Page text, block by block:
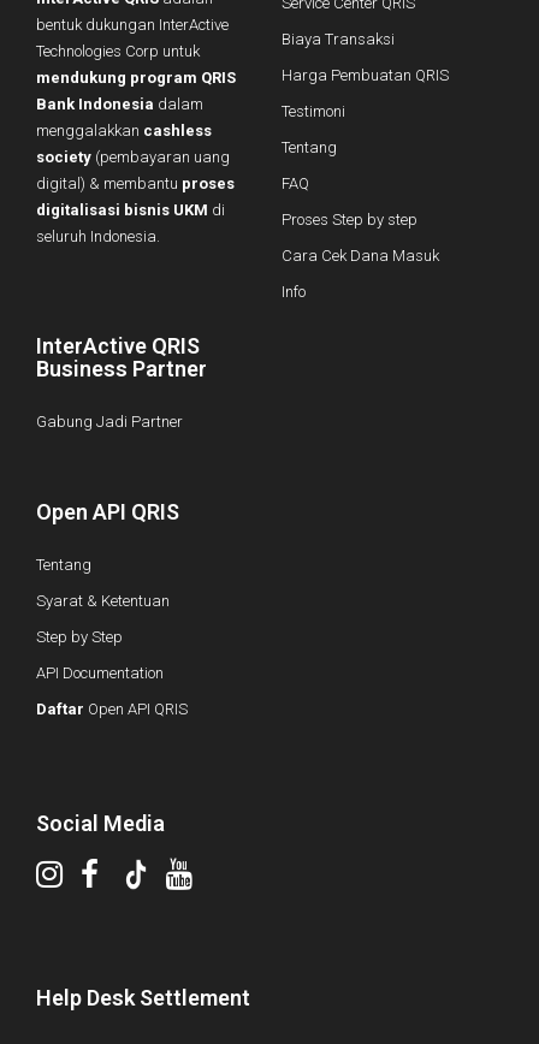
bentuk dukungan InterActive
Technologies Corp untuk
mendukung program QRIS
Bank Indonesia dalam
menggalakkan cashless
society (pembayaran uang
digital) & membantu proses
digitalisasi bisnis UKM di
seluruh Indonesia.
InterActive QRIS
Business Partner
Gabung Jadi Partner
Biaya Transaksi
Harga Pembuatan QRIS
Testimoni
Tentang
FAQ
Proses Step by step
Cara Cek Dana Masuk
Info
Open API QRIS
Tentang
Syarat & Ketentuan
Step by Step
API Documentation
Daftar Open API QRIS
Social Media
Help Desk Settlement